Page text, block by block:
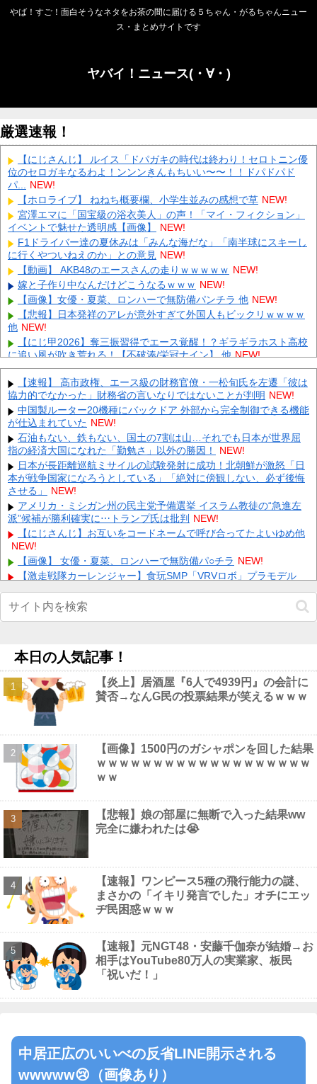
やば！すご！面白そうなネタをお茶の間に届ける５ちゃん・がるちゃんニュー
ス・まとめサイトです
ヤバイ！ニュース(・∀・)
厳選速報！
【にじさんじ】 ルイス「ドパガキの時代は終わり！セロトニン優
位のセロガキなるわよ！ンンンきんもちいい〜〜！！ドパドパド
パ... NEW!
【ホロライブ】 ねねち概要欄、小学生並みの感想で草 NEW!
宮澤エマに「国宝級の浴衣美人」の声！「マイ・フィクション」
イベントで魅せた透明感【画像】
NEW!
F1ドライバー達の夏休みは「みんな海だな」「南半球にスキーし
に行くやついねえのか」との意見 NEW!
【動画】 AKB48のエースさんの走りｗｗｗｗｗ NEW!
嫁と子作り中なんだけどこうなるｗｗｗ NEW!
【画像】女優・夏菜、ロンハーで無防備パンチラ 他 NEW!
【悲報】日本発祥のアレが意外すぎて外国人もビックリｗｗｗｗ
他 NEW!
【にじ甲2026】奪三振習得でエース覚醒！？ギラギラホスト高校
に追い風が吹き荒れる！【不破湊/栄冠ナイン】 他 NEW!
【衝撃】全敵ロックオンレーザーELの火力比較がエグいｗｗｗ
他
NEW!
【悲報】井端ジャパン、最悪の空気のまま解散していた 他 NEW!
【速報】 『有吉の夏休み』、とんでもない発表をしてしま
う！！！！！ NEW!
【画像】 北海道の1500万の中古物件、レベチｗｗｗｗｗｗｗｗ
ｗｗｗｗｗｗｗｗｗｗｗｗ NEW!
【画像】24歳の人妻さん、露天風呂で撮られるｗｗｗｗｗｗｗｗ
ｗｗｗｗｗｗｗｗｗ NEW!
【悲報】 コロナワクチン打たなかった結果・・・・
Powered by livedoor 相互RSS
【速報】 高市政権、エース級の財務官僚・一松旬氏を左遷「彼は
協力的でなかった」財務省の言いなりではないことが判明 NEW!
中国製ルーター20機種にバックドア 外部から完全制御できる機能
が仕込まれていた NEW!
石油もない、鉄もない、国土の7割は山…それでも日本が世界屈
指の経済大国になれた「勤勉さ」以外の勝因！
NEW!
日本が長距離巡航ミサイルの試験発射に成功！北朝鮮が激怒「日
本が戦争国家になろうとしている」「絶対に傍観しない、必ず後悔
させる」
NEW!
アメリカ・ミシガン州の民主党予備選挙 イスラム教徒の“急進左
派”候補が勝利確実に⋯トランプ氏は批判 NEW!
【にじさんじ】お互いをコードネームで呼び合ってたよいゆめ他
NEW!
【画像】 女優・夏菜、ロンハーで無防備パ○チラ NEW!
【激走戦隊カーレンジャー】食玩SMP「VRVロボ」プラモデル
【超画像】 小倉ゆうか（元・小倉優香）が水着グラビア復帰ｗｗ
NEW!
【画像】 エチビデ女優さん、番組の企画でハッスルしすぎてしま
うｗｗｗｗｗｗ NEW!
【悲報】渡邊渚さん「キスしろよ」のヤジでPTSD発症時の状態
に逆戻り他 NEW!
ロシア、ウクライナの大規模通販倉庫を攻撃…ワイルドベリーズ
への報復！他
【画像】 橋本マナミ、自宅の風呂場でHなパ○ティ姿を見せつけ
る NEW!
【悲報】 コロナワクチン打たなかった結果・・・・
NEW!
Powered by livedoor 相互RSS
本日の人気記事！
【炎上】居酒屋『6人で4939円』の会計に
賛否→なんG民の投票結果が笑えるｗｗｗ
【画像】1500円のガシャポンを回した結果
ｗｗｗｗｗｗｗｗｗｗｗｗｗｗｗｗｗｗｗ
ｗｗ
【悲報】娘の部屋に無断で入った結果ww
完全に嫌われたは😭
【速報】ワンピース5種の飛行能力の謎、
まさかの「イキリ発言でした」オチにエッ
ヂ民困惑ｗｗｗ
【速報】元NGT48・安藤千伽奈が結婚→お
相手はYouTube80万人の実業家、板民
「祝いだ！」
中居正広のいいべの反省LINE開示される
wwwww😢（画像あり）